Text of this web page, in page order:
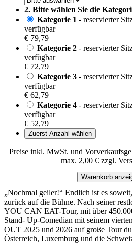
2. Bitte wählen Sie die
Kategorie 1 - reservierter
verfügbar
€ 79,79
Kategorie 2 - reservierter
verfügbar
€ 72,79
Kategorie 3 - reservierter
verfügbar
€ 62,79
Kategorie 4 - reservierter
verfügbar
€ 52,79
Zuerst Anzahl wählen
Preise inkl. MwSt. und
max. 2,00 € zzgl.
Warenkorb
„Nochmal geiler!“ Endlich ist es
zurück auf die Bühne. Nach seiner
YOU CAN EAT-Tour, mit über
Stand- Up-Comedian mit seinem
OUT 2025 und 2026 auf große Tour
Österreich, Luxemburg und die